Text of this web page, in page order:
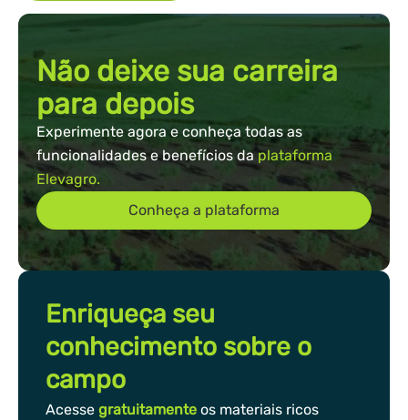
Não deixe sua carreira
para depois
Experimente agora e conheça todas as
funcionalidades e benefícios daplataforma
Elevagro.
Conheça a plataforma
Enriqueça seu
conhecimento sobre o
campo
Acesse gratuitamente os materiais ricos